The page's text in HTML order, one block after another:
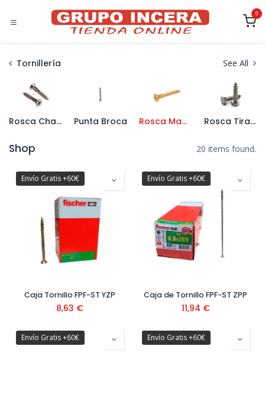
0
Tornillería See All
Rosca Chapa Punta Broca Rosca Madera Rosca Tirafondo
Shop 20 items found.
Envío Gratis +60€
Caja Tornillo FPF-ST YZP
8,63 €
Envío Gratis +60€
Caja de Tornillo FPF-ST ZPP
11,94 €
Envío Gratis +60€ Envío Gratis +60€